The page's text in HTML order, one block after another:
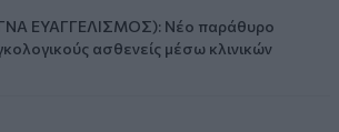
ΕΥΑΓΓΕΛΙΣΜΟΣ): Νέο παράθυρο
ασθενείς μέσω κλινικών